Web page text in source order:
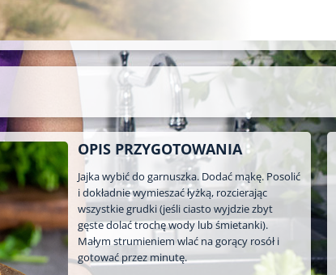
OPIS PRZYGOTOWANIA
Jajka wybić do garnuszka. Dodać mąkę. Posolić
i dokładnie wymieszać łyżką, rozcierając
wszystkie grudki (jeśli ciasto wyjdzie zbyt
gęste dolać trochę wody lub śmietanki).
Małym strumieniem wlać na gorący rosół i
gotować przez minutę.